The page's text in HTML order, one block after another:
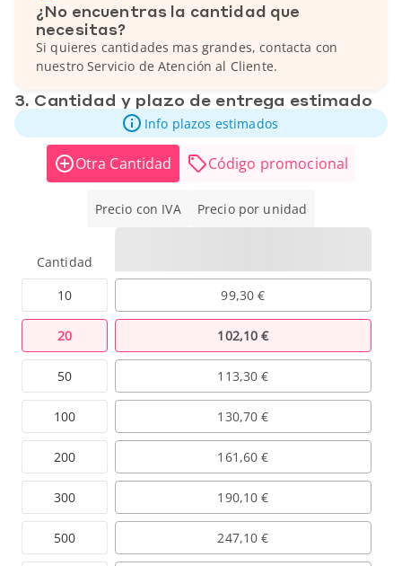
¿No encuentras la cantidad que
necesitas?
Si quieres cantidades mas grandes, contacta con
nuestro Servicio de Atención al Cliente.
3. Cantidad y plazo de entrega estimado
Info plazos estimados
Otra Cantidad Código promocional
Precio con IVA Precio por unidad
Cantidad
10
20
50
100
200
300
500
99,30 €
102,10 €
113,30 €
130,70 €
161,60 €
190,10 €
247,10 €